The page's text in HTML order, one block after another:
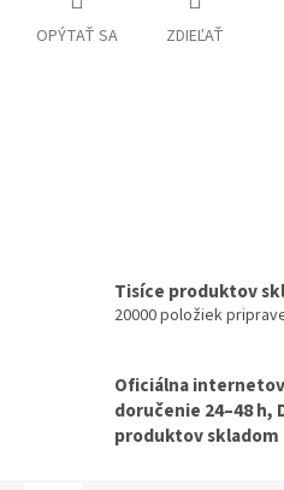
OPÝTAŤ SA ZDIEĽAŤ
Tisíce produktov
20000 položiek
Oficiálna
doručenie 24–48
produktov skladom